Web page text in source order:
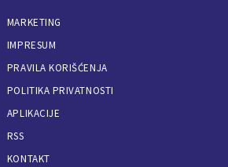
MARKETING
IMPRESUM
PRAVILA KORIŠĆENJA
POLITIKA PRIVATNOSTI
APLIKACIJE
RSS
KONTAKT